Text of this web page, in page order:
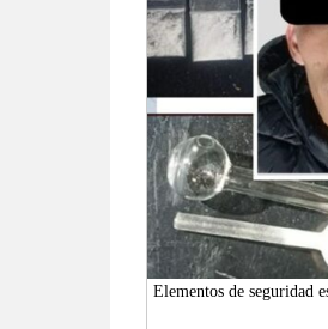
al
instante,
como
un
análisis
serio
y
responsable
de
las
Elementos de seguridad